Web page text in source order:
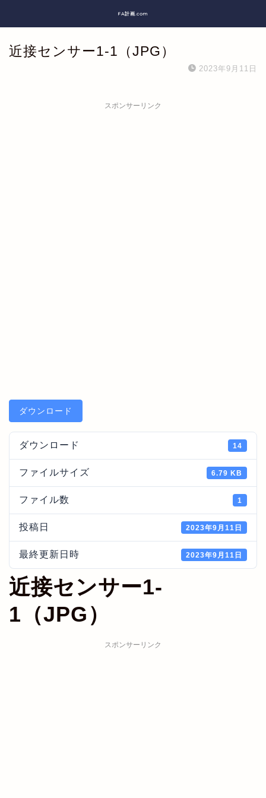
FA計画.com
近接センサー1-1（JPG）
2023年9月11日
スポンサーリンク
ダウンロード
ダウンロード 14
ファイルサイズ 6.79 KB
ファイル数 1
投稿日 2023年9月11日
最終更新日時 2023年9月11日
近接センサー1-
1（JPG）
スポンサーリンク